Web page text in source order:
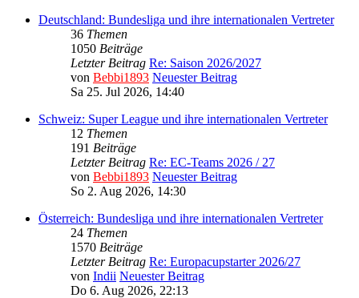
Deutschland: Bundesliga und ihre internationalen Vertreter
36 Themen
1050 Beiträge
Letzter Beitrag Re: Saison 2026/2027
von Bebbi1893 Neuester Beitrag
Sa 25. Jul 2026, 14:40
Schweiz: Super League und ihre internationalen Vertreter
12 Themen
191 Beiträge
Letzter Beitrag Re: EC-Teams 2026 / 27
von Bebbi1893 Neuester Beitrag
So 2. Aug 2026, 14:30
Österreich: Bundesliga und ihre internationalen Vertreter
24 Themen
1570 Beiträge
Letzter Beitrag Re: Europacupstarter 2026/27
von Indii Neuester Beitrag
Do 6. Aug 2026, 22:13